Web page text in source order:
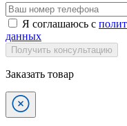
Я соглашаюсь с
данных
Получить консультацию
Заказать товар